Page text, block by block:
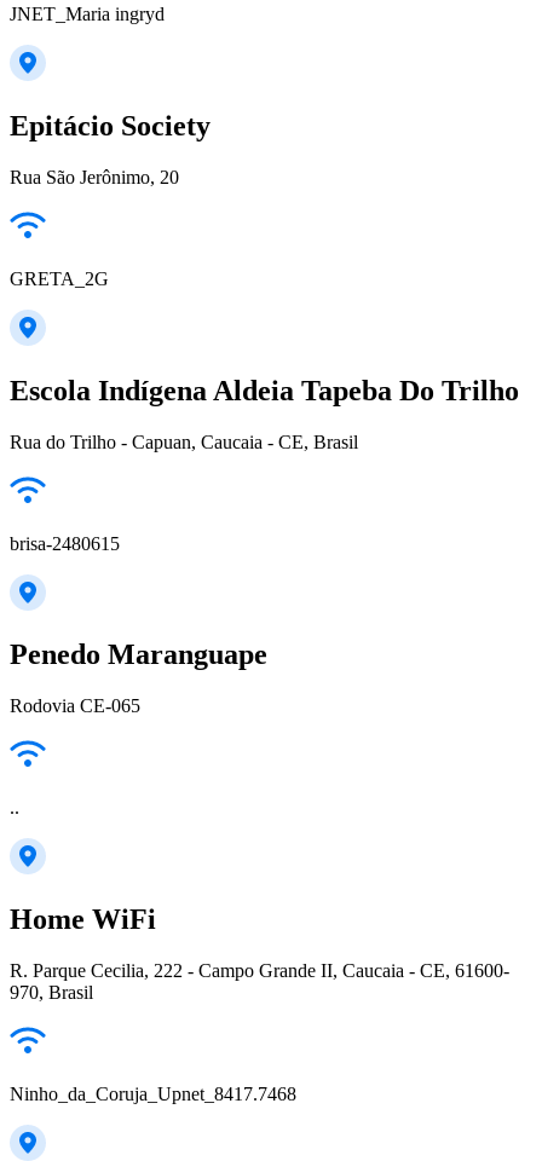
JNET_Maria ingryd
Epitácio Society
Rua São Jerônimo, 20
GRETA_2G
Escola Indígena Aldeia Tapeba Do Trilho
Rua do Trilho - Capuan, Caucaia - CE, Brasil
brisa-2480615
Penedo Maranguape
Rodovia CE-065
..
Home WiFi
R. Parque Cecilia, 222 - Campo Grande II, Caucaia - CE, 61600-
970, Brasil
Ninho_da_Coruja_Upnet_8417.7468